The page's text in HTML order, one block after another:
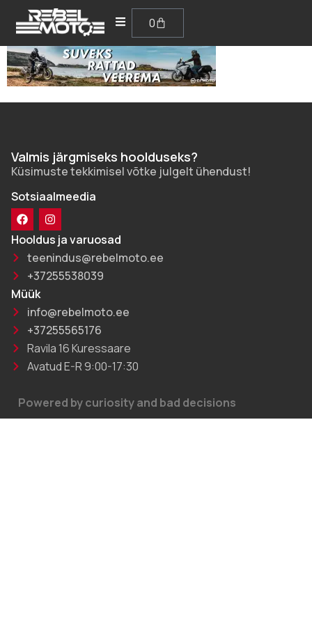
0
Valmis järgmiseks hoolduseks?
Küsimuste tekkimisel võtke julgelt ühendust!
Sotsiaalmeedia
Hooldus ja varuosad
teenindus@rebelmoto.ee
+37255538039
Müük
info@rebelmoto.ee
+37255565176
Ravila 16 Kuressaare
Avatud E-R 9:00-17:30
Powered by curiosity and bad decisions